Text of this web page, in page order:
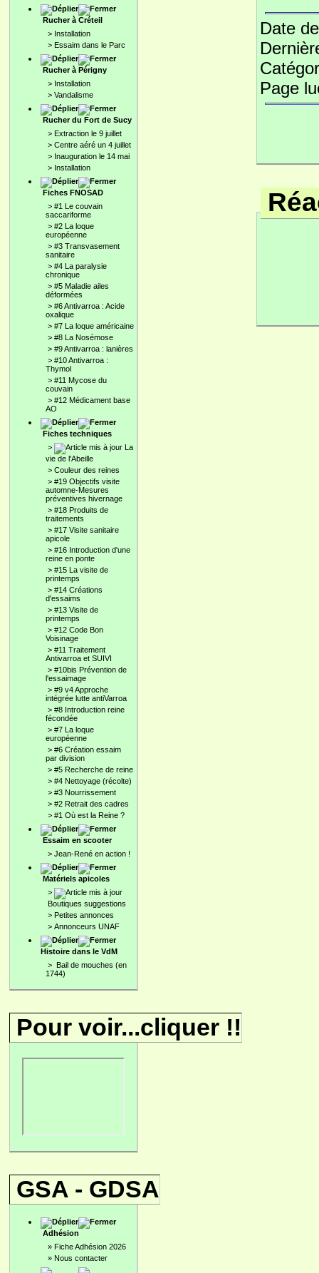
Rucher à Créteil
> Installation
> Essaim dans le Parc
Rucher à Périgny
> Installation
> Vandalisme
Rucher du Fort de Sucy
> Extraction le 9 juillet
> Centre aéré un 4 juillet
> Inauguration le 14 mai
> Installation
Fiches FNOSAD
> #1 Le couvain
saccariforme
> #2 La loque
européenne
> #3 Transvasement
sanitaire
> #4 La paralysie
chronique
> #5 Maladie ailes
déformées
> #6 Antivarroa : Acide
oxalique
> #7 La loque américaine
> #8 La Nosémose
> #9 Antivarroa : lanières
> #10 Antivarroa :
Thymol
> #11 Mycose du
couvain
> #12 Médicament base
AO
Fiches techniques
>
La
vie de l'Abeille
> Couleur des reines
> #19 Objectifs visite
automne-Mesures
préventives hivernage
> #18 Produits de
traitements
> #17 Visite sanitaire
apicole
> #16 Introduction d'une
reine en ponte
> #15 La visite de
printemps
> #14 Créations
d'essaims
> #13 Visite de
printemps
> #12 Code Bon
Voisinage
> #11 Traitement
Antivarroa et SUIVI
> #10bis Prévention de
l'essaimage
> #9 v4 Approche
intégrée lutte antiVarroa
> #8 Introduction reine
fécondée
> #7 La loque
européenne
> #6 Création essaim
par division
> #5 Recherche de reine
> #4 Nettoyage (récolte)
> #3 Nourrissement
> #2 Retrait des cadres
> #1 Où est la Reine ?
Essaim en scooter
> Jean-René en action !
Matériels apicoles
>
Boutiques suggestions
> Petites annonces
> Annonceurs UNAF
Histoire dans le VdM
> Bail de mouches (en
1744)
Pour voir...cliquer !!
GSA - GDSA
Adhésion
» Fiche Adhésion 2026
» Nous contacter
Date
Page